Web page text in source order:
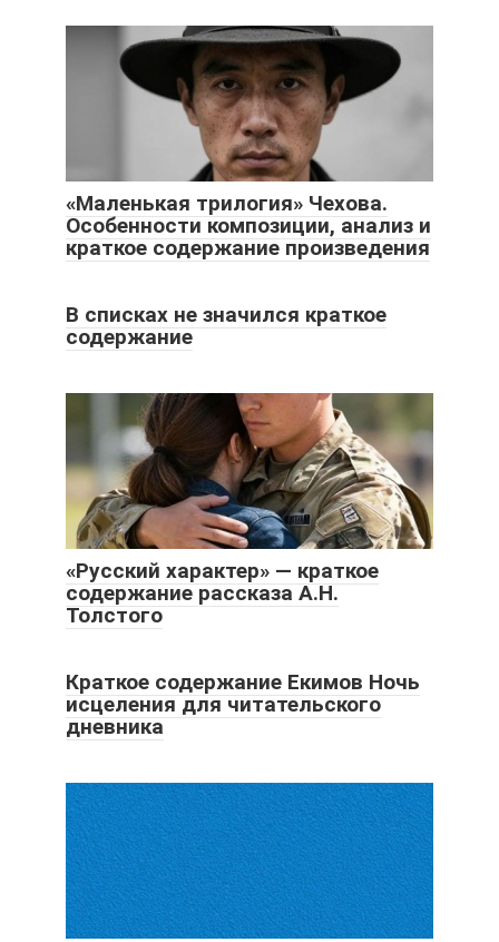
«Маленькая трилогия» Чехова.
Особенности композиции, анализ и
краткое содержание произведения
В списках не значился краткое
содержание
«Русский характер» — краткое
содержание рассказа А.Н.
Толстого
Краткое содержание Екимов Ночь
исцеления для читательского
дневника